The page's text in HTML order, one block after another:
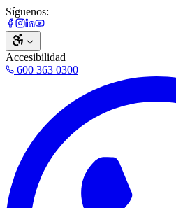
Síguenos:
Accesibilidad
600 363 0300